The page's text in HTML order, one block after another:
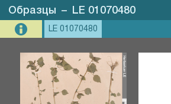
Образцы – LE 01070480
LE 01070480